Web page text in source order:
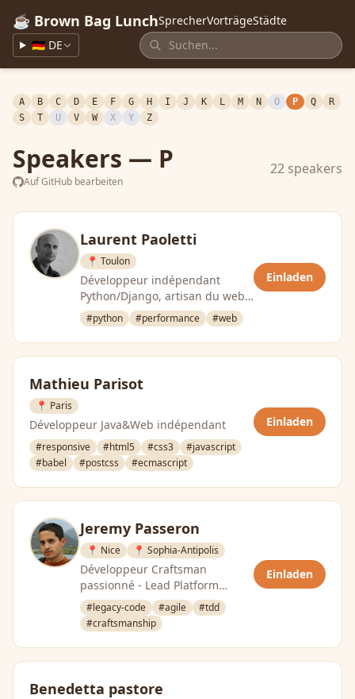
☕ Brown Bag LunchSprecherVorträgeStädte
🇩🇪 DE
A B C D E F G H I J K L M N O P Q
R
S
T U V W X Y Z
Speakers — P
Auf GitHub bearbeiten
22 speakers
Laurent Paoletti
📍 Toulon
Développeur indépendant
Python/Django, artisan du web
depuis maintenant quelques
années. Comme tout passioné,
…
#python #performance #web
Einladen
Mathieu Parisot
📍 Paris
Développeur Java&Web indépendant
#responsive #html5 #css3
#javascript
#babel
#postcss #ecmascript
Einladen
Jeremy Passeron
📍 Nice 📍 Sophia-Antipolis
Développeur Craftsman
passionné - Lead Platform
Engineer chez Symphony
#legacy-code #agile
#tdd
#craftsmanship
Einladen
Benedetta pastore